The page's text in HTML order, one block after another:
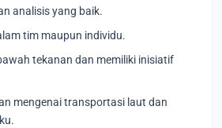
analisis yang baik.
tim maupun individu.
tekanan dan memiliki inisiatif
mengenai transportasi laut dan